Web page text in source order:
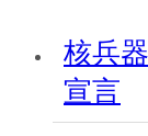
核兵
宣言